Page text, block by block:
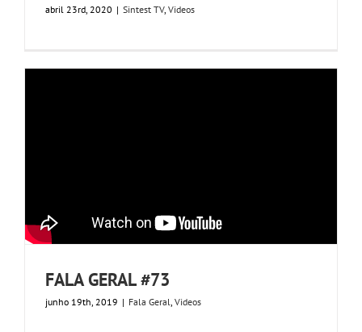
abril 23rd, 2020 | Sintest TV, Videos
FALA GERAL #73
junho 19th, 2019 | Fala Geral, Videos